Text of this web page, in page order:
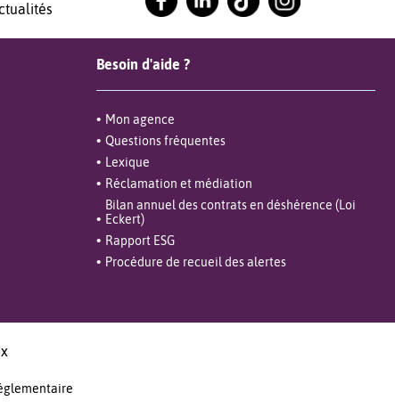
Besoin d'aide ?
Mon agence
Questions fréquentes
Lexique
Réclamation et médiation
Bilan annuel des contrats en déshérence (Loi
Eckert)
Rapport ESG
Procédure de recueil des alertes